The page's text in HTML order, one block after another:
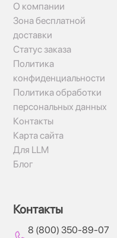
О компании
Зона бесплатной
доставки
Статус заказа
Политика
конфиденциальности
Политика обработки
персональных данных
Контакты
Карта сайта
Для LLM
Блог
Контакты
8 (800) 350-89-07